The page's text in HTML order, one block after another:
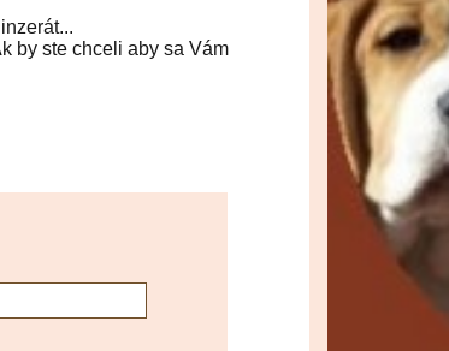
by ste chceli aby sa Vám